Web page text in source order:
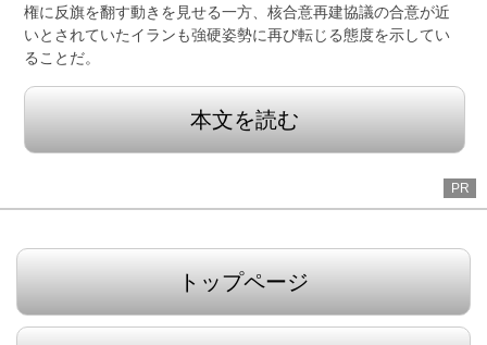
権に反旗を翻す動きを見せる一方、核合意再建協議の合意が近
いとされていたイランも強硬姿勢に再び転じる態度を示してい
ることだ。
本文を読む
PR
トップページ